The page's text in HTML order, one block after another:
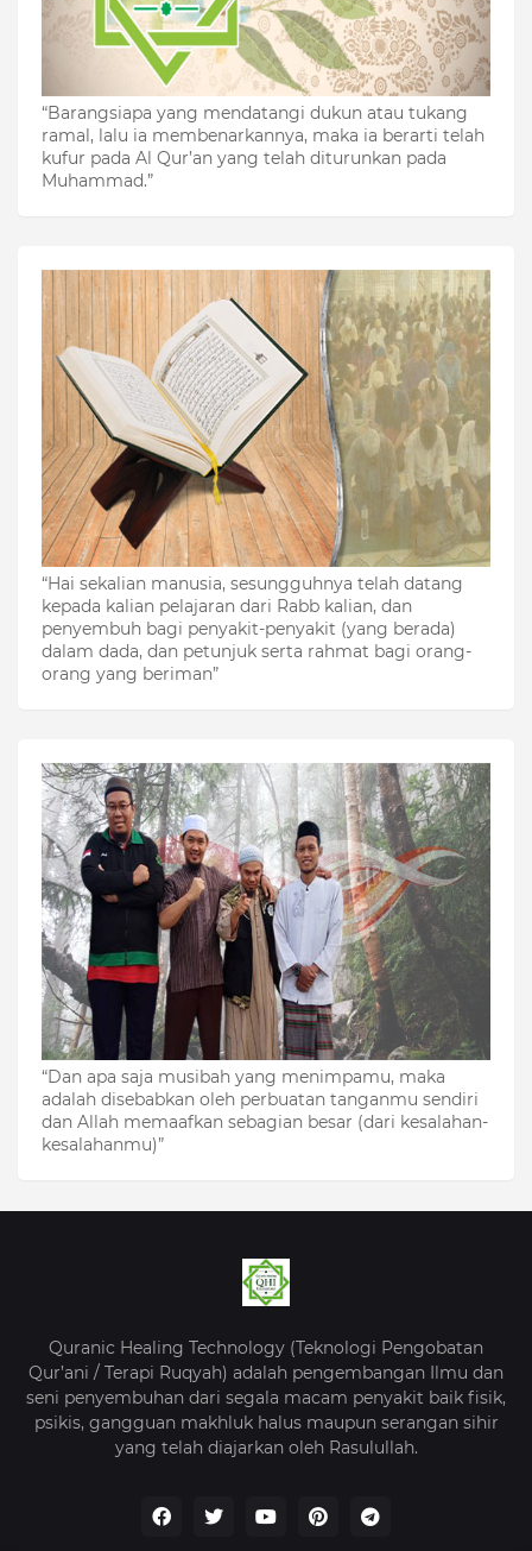
“Barangsiapa yang mendatangi dukun atau tukang
ramal, lalu ia membenarkannya, maka ia berarti telah
kufur pada Al Qur’an yang telah diturunkan pada
Muhammad.”
“Hai sekalian manusia, sesungguhnya telah datang
kepada kalian pelajaran dari Rabb kalian, dan
penyembuh bagi penyakit-penyakit (yang berada)
dalam dada, dan petunjuk serta rahmat bagi orang-
orang yang beriman”
“Dan apa saja musibah yang menimpamu, maka
adalah disebabkan oleh perbuatan tanganmu sendiri
dan Allah memaafkan sebagian besar (dari kesalahan-
kesalahanmu)”
Quranic Healing Technology (Teknologi Pengobatan
Qur’ani / Terapi Ruqyah) adalah pengembangan Ilmu dan
seni penyembuhan dari segala macam penyakit baik fisik,
psikis, gangguan makhluk halus maupun serangan sihir
yang telah diajarkan oleh Rasulullah.